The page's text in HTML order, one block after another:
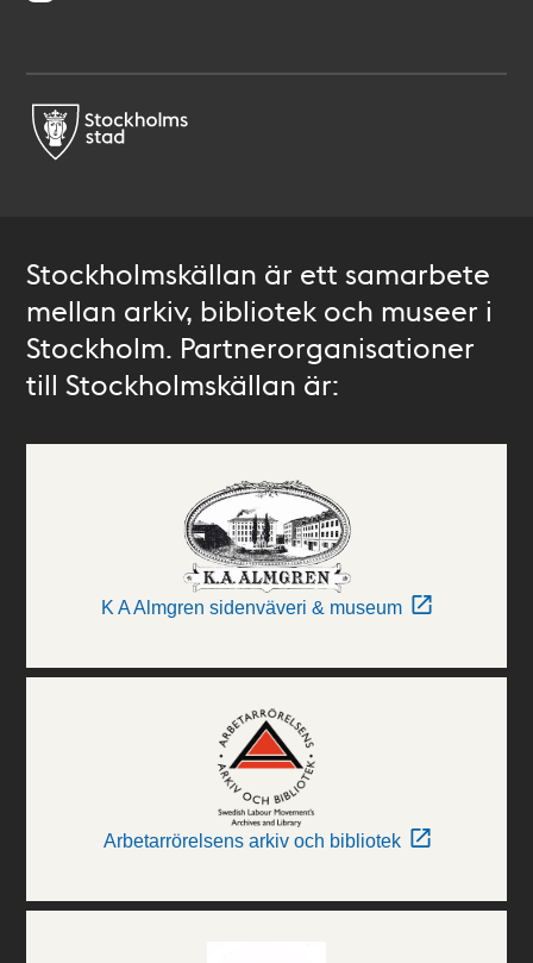
Stockholmskällan är ett samarbete
mellan arkiv, bibliotek och museer i
Stockholm. Partnerorganisationer
till Stockholmskällan är:
K A Almgren sidenväveri & museum
Arbetarrörelsens arkiv och bibliotek